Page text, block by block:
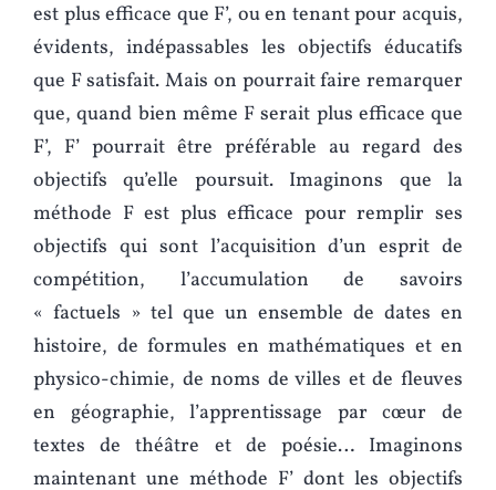
est plus efficace que F’, ou en tenant pour acquis,
évidents, indépassables les objectifs éducatifs
que F satisfait. Mais on pourrait faire remarquer
que, quand bien même F serait plus efficace que
F’, F’ pourrait être préférable au regard des
objectifs qu’elle poursuit. Imaginons que la
méthode F est plus efficace pour remplir ses
objectifs qui sont l’acquisition d’un esprit de
compétition, l’accumulation de savoirs
« factuels » tel que un ensemble de dates en
histoire, de formules en mathématiques et en
physico-chimie, de noms de villes et de fleuves
en géographie, l’apprentissage par cœur de
textes de théâtre et de poésie… Imaginons
maintenant une méthode F’ dont les objectifs